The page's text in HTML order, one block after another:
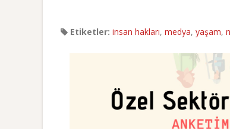
Etiketler: insan hakları, medya, yaşam,